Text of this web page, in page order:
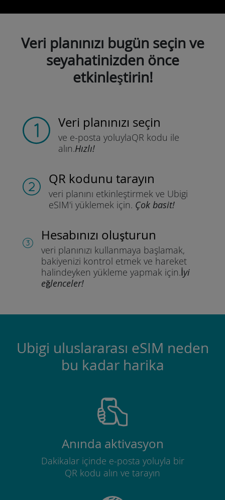
Veri planınızı bugün seçin ve
seyahatinizden önce
etkinleştirin!
Veri planınızı seçin
ve e-posta yoluylaQR kodu ile
alın.Hızlı!
QR kodunu tarayın
veri planını etkinleştirmek ve Ubigi
eSIM'i yüklemek için. Çok basit!
Hesabınızı oluşturun
veri planınızı kullanmaya başlamak,
bakiyenizi kontrol etmek ve hareket
halindeyken yükleme yapmak için.İyi
eğlenceler!
Ubigi uluslararası eSIM neden
bu kadar harika
Anında aktivasyon
Dakikalar içinde e-posta yoluyla bir
QR kodu alın ve tarayın